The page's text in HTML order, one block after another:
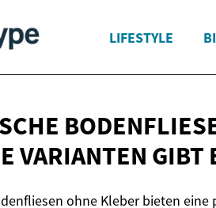
LIFESTYLE
VARIANTEN GIBT
ohne Kleber bieten